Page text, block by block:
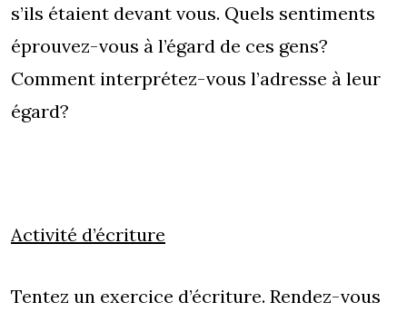
s’ils étaient devant vous. Quels sentiments
éprouvez-vous à l’égard de ces gens?
Comment interprétez-vous l’adresse à leur
égard?
Activité d’écriture
Tentez un exercice d’écriture. Rendez-vous